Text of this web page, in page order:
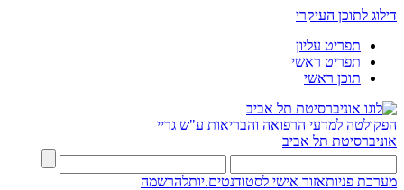
דילוג לתוכן העיקרי
תפריט עליון
תפריט ראשי
תוכן ראשי
הפקולטה למדעי הרפואה והבריאות ע"ש גריי
אוניברסיטת תל אביב
מערכת פניותאזור אישי לסטודנטים.יותלהרשמה